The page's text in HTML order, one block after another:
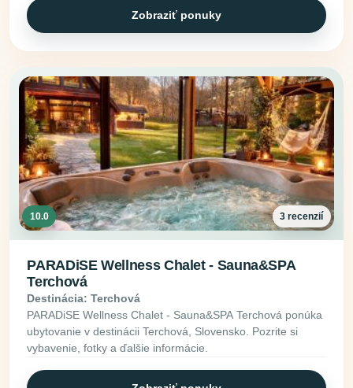
Zobraziť ponuky
10.0 3 recenzií
PARADiSE Wellness Chalet - Sauna&SPA
Terchová
Destinácia: Terchová
PARADiSE Wellness Chalet - Sauna&SPA Terchová ponúka
ubytovanie v destinácii Terchová, Slovensko. Pozrite si
vybavenie, fotky a ďalšie informácie.